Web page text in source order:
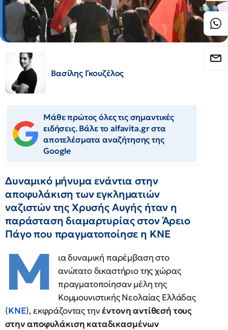
Βασίλης Γκουζέλος
Μάθε πρώτος όλες τις σημαντικές
ειδήσεις. Βάλε το alfavita.gr στα
αποτελέσματα αναζήτησης της
Google
Δυναμικό μήνυμα ενάντια στην
αποφυλάκιση των εγκληματιών
ναζιστών της Χρυσής Αυγής ήταν η
παράσταση διαμαρτυρίας στον Άρειο
Πάγο που πραγματοποίησε η ΚΝΕ
Μ
ια δυναμική παρέμβαση στο
ανώτατο δικαστήριο της χώρας
πραγματοποίησαν μέλη της
Κομμουνιστικής Νεολαίας Ελλάδας
(ΚΝΕ), εκφράζοντας τηνέντονη αντίθεσή τους
στην αποφυλάκιση καταδικασμένων